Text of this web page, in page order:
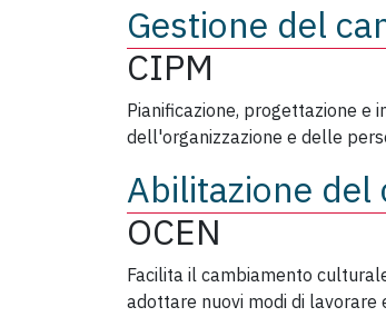
Gestione del
CIPM
Pianificazione, progettazione e
dell'organizzazione e delle
Abilitazione del
OCEN
Facilita il cambiamento
adottare nuovi modi di lavorare